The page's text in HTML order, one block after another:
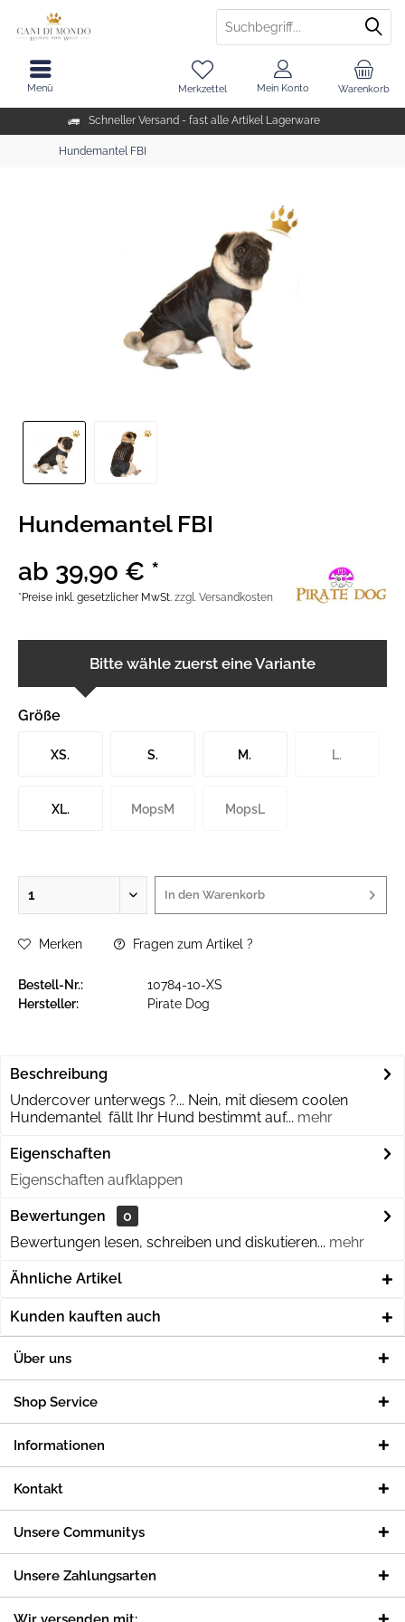
Schneller Versand - fast alle Artikel Lagerware
Warenkorb
Merkzettel Mein Konto
Menü
Hundemantel FBI
Hundemantel FBI
ab 39,90 € *
*Preise inkl. gesetzlicher MwSt. zzgl. Versandkosten
Bitte wähle zuerst eine Variante
Größe
XS. S. M. L.
XL. MopsM MopsL
In den Warenkorb
Merken Fragen zum Artikel ?
Bestell-Nr.:
10784-10-XS
Hersteller:
Pirate Dog
Beschreibung
Undercover unterwegs ?... Nein, mit diesem coolen
Hundemantel fällt Ihr Hund bestimmt auf... mehr
Eigenschaften
Eigenschaften aufklappen
Bewertungen
0
Bewertungen lesen, schreiben und diskutieren... mehr
Ähnliche Artikel
Kunden kauften auch
Über uns
Shop Service
Informationen
Kontakt
Unsere Communitys
Unsere Zahlungsarten